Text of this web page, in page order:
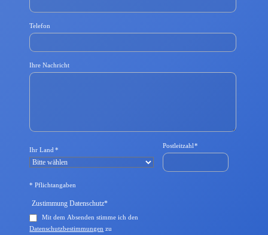
c
h
f
e
Telefon
Ihre Nachricht
Pflichtfeld
Ihr Land *
Pflichtfeld
Postleitzahl*
* Pflichtangaben
Pflichtfeld
Zustimmung Datenschutz*
Mit dem Absenden stimme ich den
Datenschutzbestimmungen zu